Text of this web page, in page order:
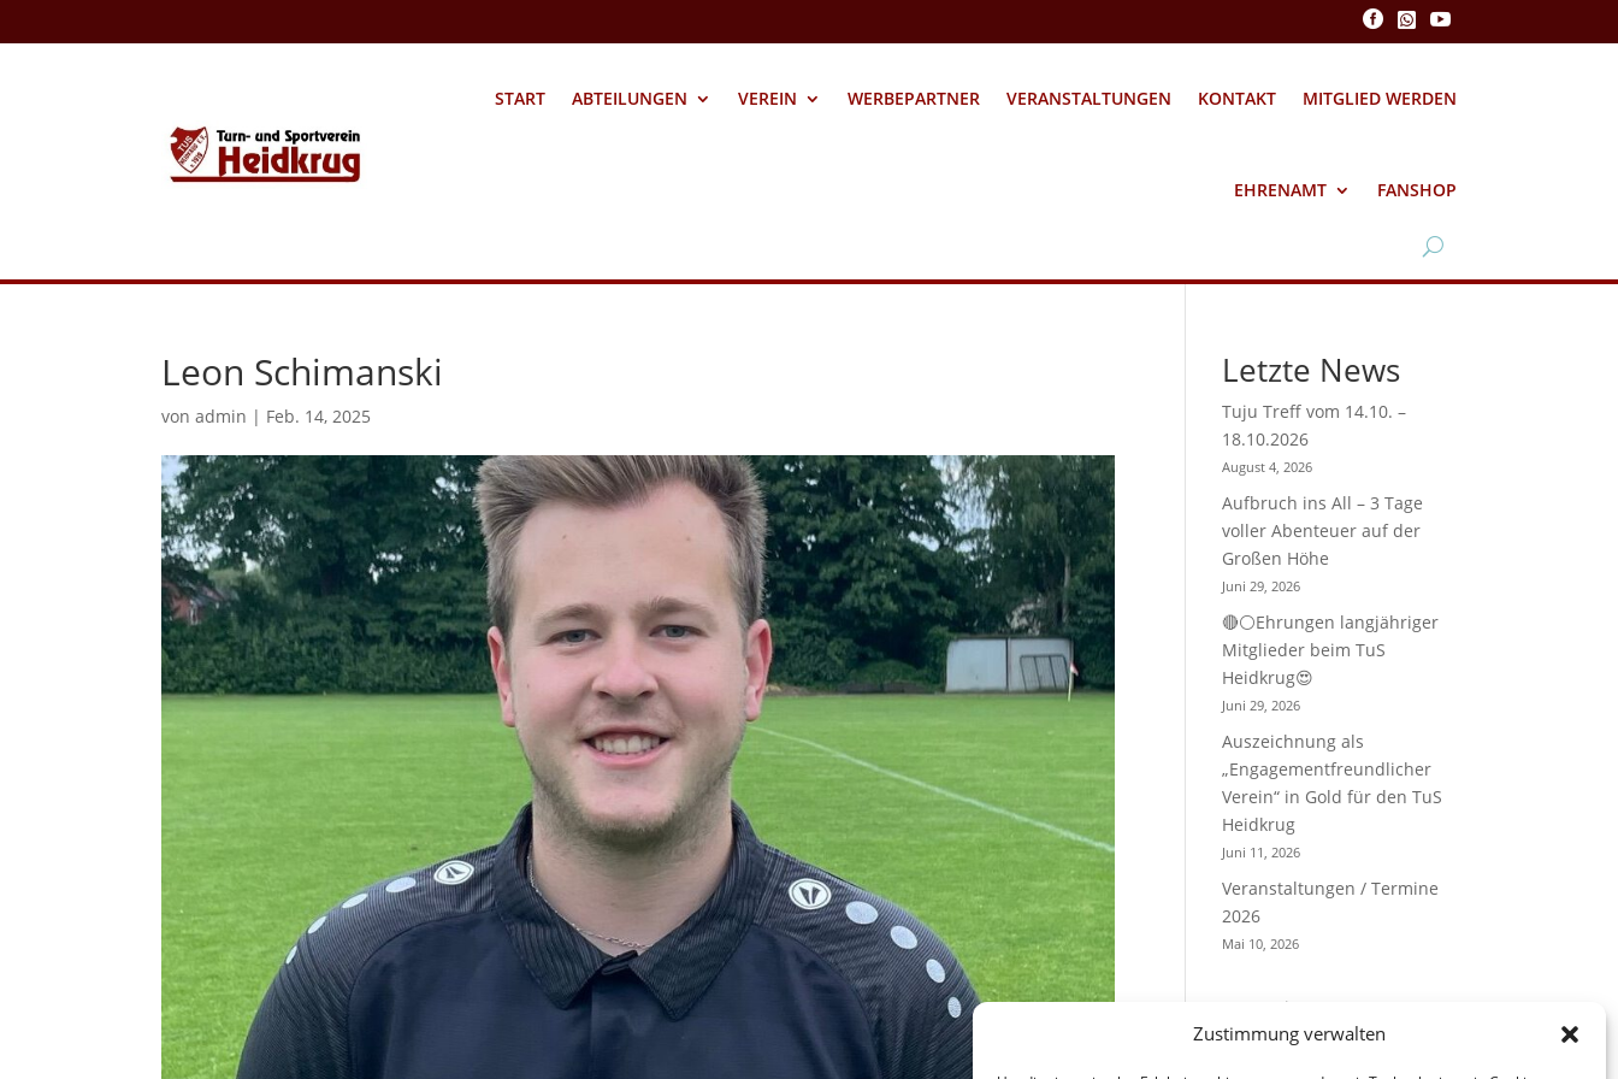
Zustimmung verwalten
  
START ABTEILUNGEN VEREIN WERBEPARTNER VERANSTALTUNGEN KONTAKT MITGLIED WERDEN
EHRENAMT FANSHOP
Leon Schimanski
vonadmin | Feb. 14, 2025
Letzte News
Tuju Treff vom 14.10. –
18.10.2026
August 4, 2026
Aufbruch ins All – 3 Tage
voller Abenteuer auf der
Großen Höhe
Juni 29, 2026
🔴⚪Ehrungen langjähriger
Mitglieder beim TuS
Heidkrug😍
Juni 29, 2026
Auszeichnung als
„Engagementfreundlicher
Verein“ in Gold für den TuS
Heidkrug
Juni 11, 2026
Veranstaltungen / Termine
2026
Mai 10, 2026
Kategorien